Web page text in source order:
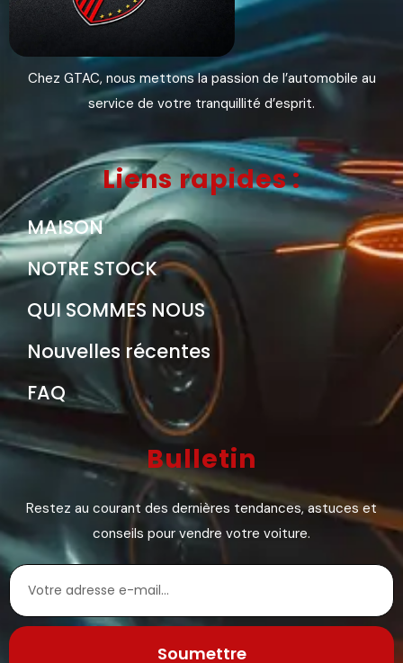
Chez GTAC, nous mettons la passion de l’automobile au
service de votre tranquillité d’esprit.
Liens rapides :
MAISON
NOTRE STOCK
QUI SOMMES NOUS
Nouvelles récentes
FAQ
Bulletin
Restez au courant des dernières tendances, astuces et
conseils pour vendre votre voiture.
Soumettre